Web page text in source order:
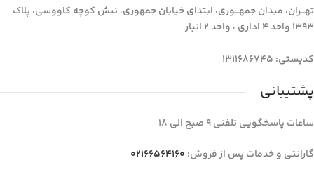
تهـــران، میدان جمهـــوری، ابتدای خیابان جمهوری، نبش کوچه کاووسی، پلاک
1393 واحد 4 اداری ، واحد 2 انبار
کدپستی: 1311686745
پشتیبانی
ساعات پاسخگویی تلفنی 9 صبح الی 18
گارانتی و خدمات پس از فروش: 02166564160